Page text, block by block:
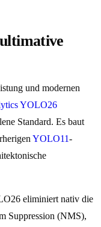
und modernen
YOLO26
Standard. Es baut
YOLO11-
eliminiert nativ die
Suppression (NMS),